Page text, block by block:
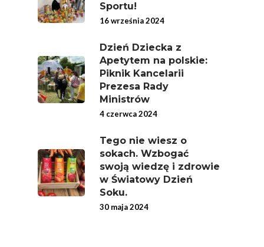
Sportu!
16 września 2024
Dzień Dziecka z
Apetytem na polskie:
Piknik Kancelarii
Prezesa Rady
Ministrów
4 czerwca 2024
Tego nie wiesz o
sokach. Wzbogać
swoją wiedzę i zdrowie
w Światowy Dzień
Soku.
30 maja 2024